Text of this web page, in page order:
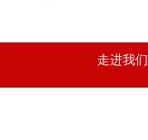
走进我们